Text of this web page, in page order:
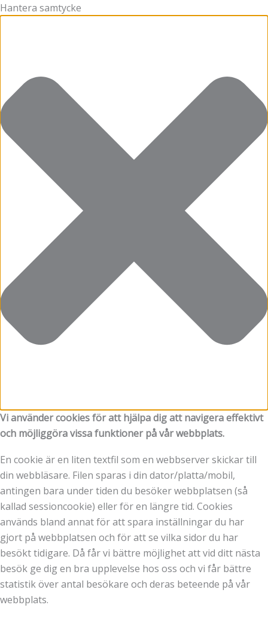
Hantera samtycke
Vi använder cookies för att hjälpa dig att navigera effektivt
och möjliggöra vissa funktioner på vår webbplats.
En cookie är en liten textfil som en webbserver skickar till
din webbläsare. Filen sparas i din dator/platta/mobil,
antingen bara under tiden du besöker webbplatsen (så
kallad sessioncookie) eller för en längre tid. Cookies
används bland annat för att spara inställningar du har
gjort på webbplatsen och för att se vilka sidor du har
besökt tidigare. Då får vi bättre möjlighet att vid ditt nästa
besök ge dig en bra upplevelse hos oss och vi får bättre
statistik över antal besökare och deras beteende på vår
webbplats.